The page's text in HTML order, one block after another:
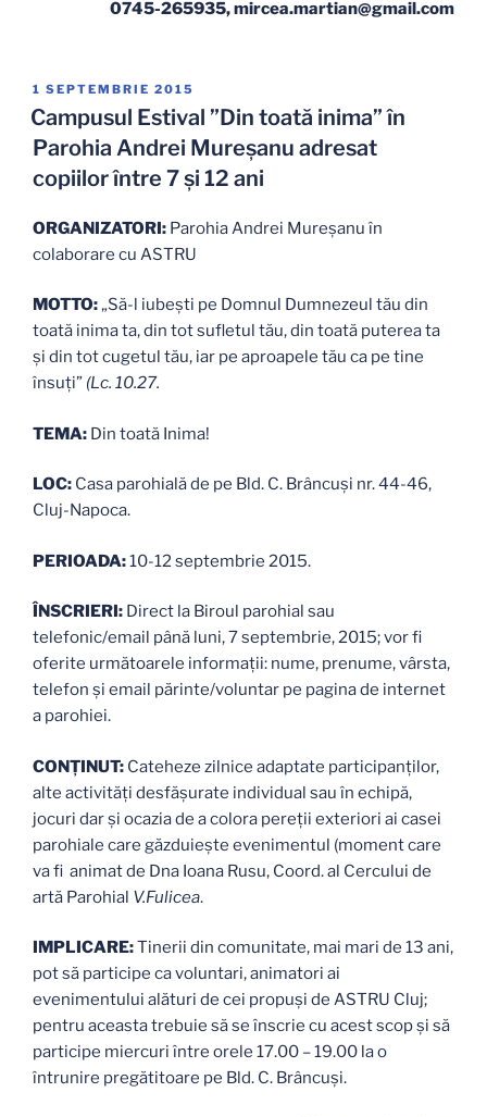
0745-265935, mircea.martian@gmail.com
PUBLICAT
PE
1 SEPTEMBRIE 2015
Campusul Estival ”Din toată inima” în
Parohia Andrei Mureșanu adresat
copiilor între 7 şi 12 ani
ORGANIZATORI: Parohia Andrei Mureșanu în
colaborare cu ASTRU
MOTTO:„Să-l iubești pe Domnul Dumnezeul tău din
toată inima ta, din tot sufletul tău, din toată puterea ta
și din tot cugetul tău, iar pe aproapele tău ca pe tine
însuți” (Lc. 10.27.
TEMA: Din toată Inima!
LOC: Casa parohială de pe Bld. C. Brâncuși nr. 44-46,
Cluj-Napoca.
PERIOADA:10-12 septembrie 2015.
ÎNSCRIERI: Direct la Biroul parohial sau
telefonic/email până luni, 7 septembrie, 2015; vor fi
oferite următoarele informații: nume, prenume, vârsta,
telefon și email părinte/voluntar pe pagina de internet
a parohiei.
CONȚINUT: Cateheze zilnice adaptate participanților,
alte activități desfășurate individual sau în echipă,
jocuri dar și ocazia de a colora pereții exteriori ai casei
parohiale care găzduiește evenimentul (moment care
va fi animat de Dna Ioana Rusu, Coord. al Cercului de
artă Parohial V.Fulicea.
IMPLICARE:Tinerii din comunitate, mai mari de 13 ani,
pot să participe ca voluntari, animatori ai
evenimentului alături de cei propuși de ASTRU Cluj;
pentru aceasta trebuie să se înscrie cu acest scop și să
participe miercuri între orele 17.00 – 19.00 la o
întrunire pregătitoare pe Bld. C. Brâncuși.